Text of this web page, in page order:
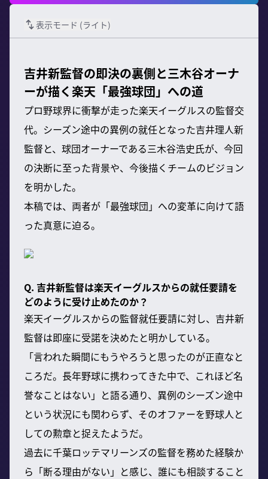
表示モード (ライト)
吉井新監督の即決の裏側と三木谷オーナ
ーが描く楽天「最強球団」への道
プロ野球界に衝撃が走った楽天イーグルスの監督交
代。シーズン途中の異例の就任となった吉井理人新
監督と、球団オーナーである三木谷浩史氏が、今回
の決断に至った背景や、今後描くチームのビジョン
を明かした。
本稿では、両者が「最強球団」への変革に向けて語
った真意に迫る。
Q. 吉井新監督は楽天イーグルスからの就任要請を
どのように受け止めたのか？
楽天イーグルスからの監督就任要請に対し、吉井新
監督は即座に受諾を決めたと明かしている。
「言われた瞬間にもうやろうと思ったのが正直なと
ころだ。長年野球に携わってきた中で、これほど名
誉なことはない」と語る通り、異例のシーズン途中
という状況にも関わらず、そのオファーを野球人と
しての勲章と捉えたようだ。
過去に千葉ロッテマリーンズの監督を務めた経験か
ら「断る理由がない」と感じ、誰にも相談すること